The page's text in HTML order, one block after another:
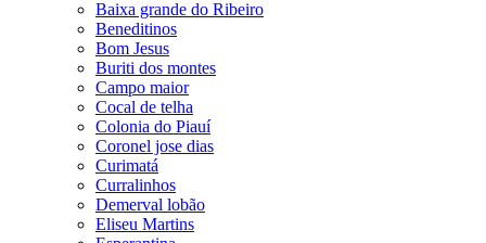
Baixa grande do Ribeiro
Beneditinos
Bom Jesus
Buriti dos montes
Campo maior
Cocal de telha
Colonia do Piauí
Coronel jose dias
Curimatá
Curralinhos
Demerval lobão
Eliseu Martins